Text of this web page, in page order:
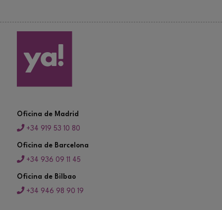
Oficina de Madrid
+34 919 53 10 80
Oficina de Barcelona
+34 936 09 11 45
Oficina de Bilbao
+34 946 98 90 19